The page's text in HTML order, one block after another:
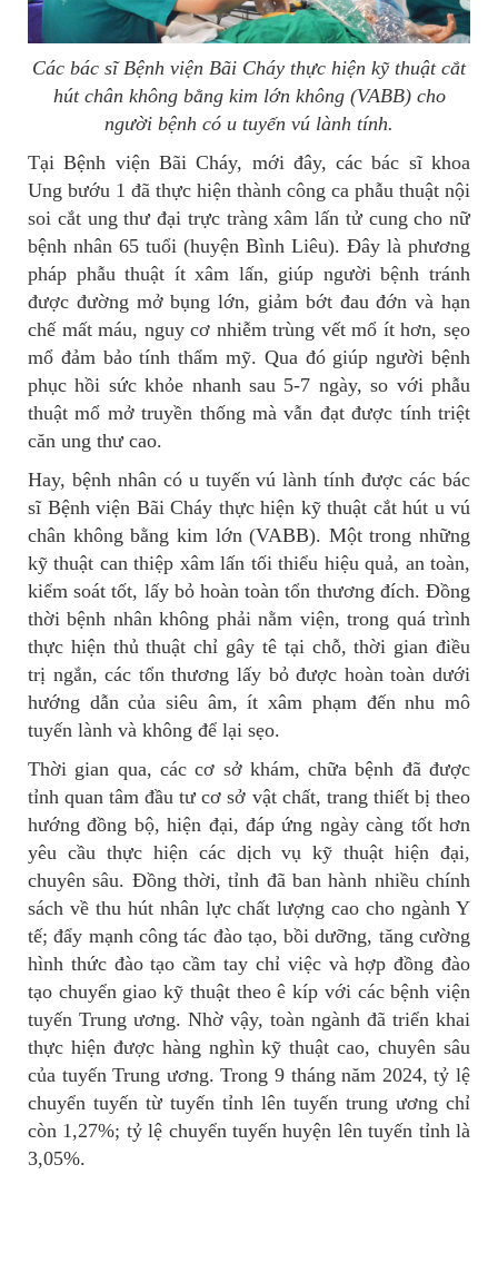
Các bác sĩ Bệnh viện Bãi Cháy thực hiện kỹ thuật cắt
hút chân không bằng kim lớn không (VABB) cho
người bệnh có u tuyến vú lành tính.
Tại Bệnh viện Bãi Cháy, mới đây, các bác sĩ khoa
Ung bướu 1 đã thực hiện thành công ca phẫu thuật nội
soi cắt ung thư đại trực tràng xâm lấn tử cung cho nữ
bệnh nhân 65 tuổi (huyện Bình Liêu). Đây là phương
pháp phẫu thuật ít xâm lấn, giúp người bệnh tránh
được đường mở bụng lớn, giảm bớt đau đớn và hạn
chế mất máu, nguy cơ nhiễm trùng vết mổ ít hơn, sẹo
mổ đảm bảo tính thẩm mỹ. Qua đó giúp người bệnh
phục hồi sức khỏe nhanh sau 5-7 ngày, so với phẫu
thuật mổ mở truyền thống mà vẫn đạt được tính triệt
căn ung thư cao.
Hay, bệnh nhân có u tuyến vú lành tính được các bác
sĩ Bệnh viện Bãi Cháy thực hiện kỹ thuật cắt hút u vú
chân không bằng kim lớn (VABB). Một trong những
kỹ thuật can thiệp xâm lấn tối thiểu hiệu quả, an toàn,
kiểm soát tốt, lấy bỏ hoàn toàn tổn thương đích. Đồng
thời bệnh nhân không phải nằm viện, trong quá trình
thực hiện thủ thuật chỉ gây tê tại chỗ, thời gian điều
trị ngắn, các tổn thương lấy bỏ được hoàn toàn dưới
hướng dẫn của siêu âm, ít xâm phạm đến nhu mô
tuyến lành và không để lại sẹo.
Thời gian qua, các cơ sở khám, chữa bệnh đã được
tỉnh quan tâm đầu tư cơ sở vật chất, trang thiết bị theo
hướng đồng bộ, hiện đại, đáp ứng ngày càng tốt hơn
yêu cầu thực hiện các dịch vụ kỹ thuật hiện đại,
chuyên sâu. Đồng thời, tỉnh đã ban hành nhiều chính
sách về thu hút nhân lực chất lượng cao cho ngành Y
tế; đẩy mạnh công tác đào tạo, bồi dưỡng, tăng cường
hình thức đào tạo cầm tay chỉ việc và hợp đồng đào
tạo chuyển giao kỹ thuật theo ê kíp với các bệnh viện
tuyến Trung ương. Nhờ vậy, toàn ngành đã triển khai
thực hiện được hàng nghìn kỹ thuật cao, chuyên sâu
của tuyến Trung ương. Trong 9 tháng năm 2024, tỷ lệ
chuyển tuyến từ tuyến tỉnh lên tuyến trung ương chỉ
còn 1,27%; tỷ lệ chuyển tuyến huyện lên tuyến tỉnh là
3,05%.